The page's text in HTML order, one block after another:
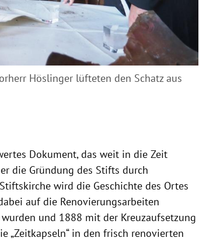
Höslinger lüfteten den Schatz aus
Dokument, das weit in die Zeit
die Gründung des Stifts durch
wird die Geschichte des Ortes
auf die Renovierungsarbeiten
und 1888 mit der Kreuzaufsetzung
„Zeitkapseln“ in den frisch renovierten